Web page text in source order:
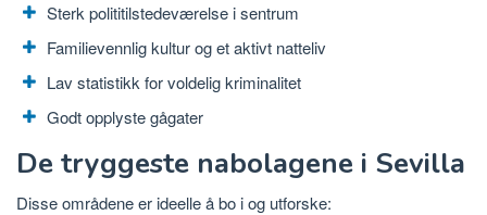
Sterk polititilstedeværelse i sentrum
Familievennlig kultur og et aktivt natteliv
Lav statistikk for voldelig kriminalitet
Godt opplyste gågater
De tryggeste nabolagene i Sevilla
Disse områdene er ideelle å bo i og utforske: